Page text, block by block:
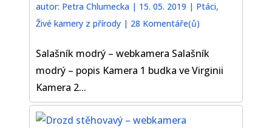
autor: Petra Chlumecka | 15. 05. 2019 | Ptáci,
Živé kamery z přírody | 28 Komentáře(ů)
Salašník modrý – webkamera Salašník
modrý – popis Kamera 1 budka ve Virginii
Kamera 2...